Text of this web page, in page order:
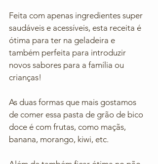
Feita com apenas ingredientes super
saudáveis e acessíveis, esta receita é
ótima para ter na geladeira e
também perfeita para introduzir
novos sabores para a família ou
crianças!
As duas formas que mais gostamos
de comer essa pasta de grão de bico
doce é com frutas, como maçãs,
banana, morango, kiwi, etc.